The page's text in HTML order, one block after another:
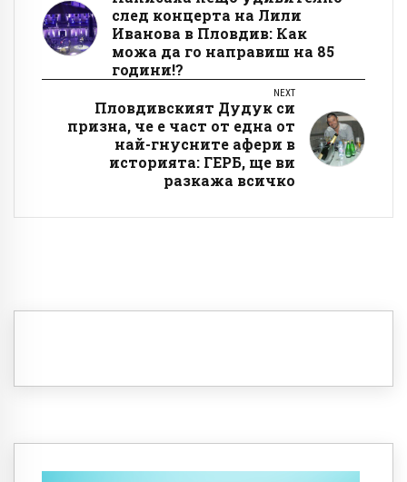
след концерта на Лили
Иванова в Пловдив: Как
можа да го направиш на 85
години!?
NEXT
Пловдивският Дудук си
призна, че е част от една от
най-гнусните афери в
историята: ГЕРБ, ще ви
разкажа всичко